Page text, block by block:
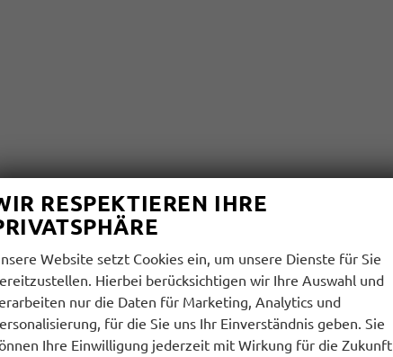
RESPEKTIEREN IHRE
Website setzt Cookies ein, um unsere Dienste für Sie
Hierbei berücksichtigen wir Ihre Auswahl und
nur die Daten für Marketing, Analytics und
für die Sie uns Ihr Einverständnis geben. Sie
Ihre Einwilligung jederzeit mit Wirkung für die Zukunft